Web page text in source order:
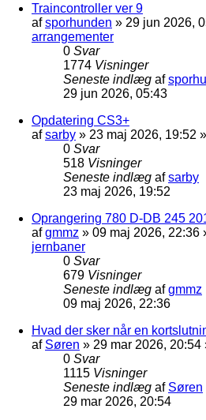
Traincontroller ver 9
afsporhunden » 29 jun 2026,
arrangementer
0 Svar
1774 Visninger
Seneste indlæg af
29 jun 2026, 05:43
Opdatering CS3+
afsarby » 23 maj 2026, 19:52
0 Svar
518 Visninger
Seneste indlæg afsarby
23 maj 2026, 19:52
Oprangering 780 D-DB 245
afgmmz » 09 maj 2026, 22:36
jernbaner
0 Svar
679 Visninger
Seneste indlæg afgmmz
09 maj 2026, 22:36
Hvad der sker når en
af Søren » 29 mar 2026, 20:54
0 Svar
1115 Visninger
Seneste indlæg af Søren
29 mar 2026, 20:54